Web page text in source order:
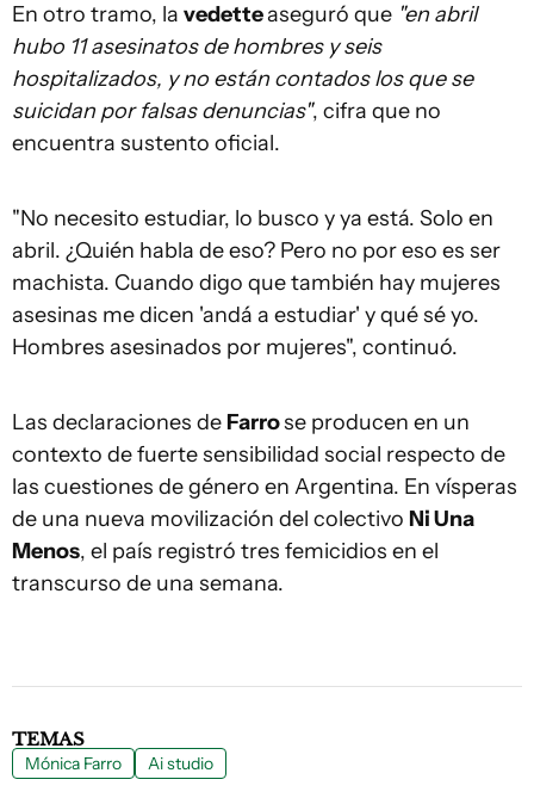
En otro tramo, la vedetteaseguró que "en abril
hubo 11 asesinatos de hombres y seis
hospitalizados, y no están contados los que se
suicidan por falsas denuncias", cifra que no
encuentra sustento oficial.
"No necesito estudiar, lo busco y ya está. Solo en
abril. ¿Quién habla de eso? Pero no por eso es ser
machista. Cuando digo que también hay mujeres
asesinas me dicen 'andá a estudiar' y qué sé yo.
Hombres asesinados por mujeres", continuó.
Las declaraciones de Farrose producen en un
contexto de fuerte sensibilidad social respecto de
las cuestiones de género en Argentina. En vísperas
de una nueva movilización del colectivo Ni Una
Menos, el país registró tres femicidios en el
transcurso de una semana.
TEMAS
Mónica Farro Ai studio